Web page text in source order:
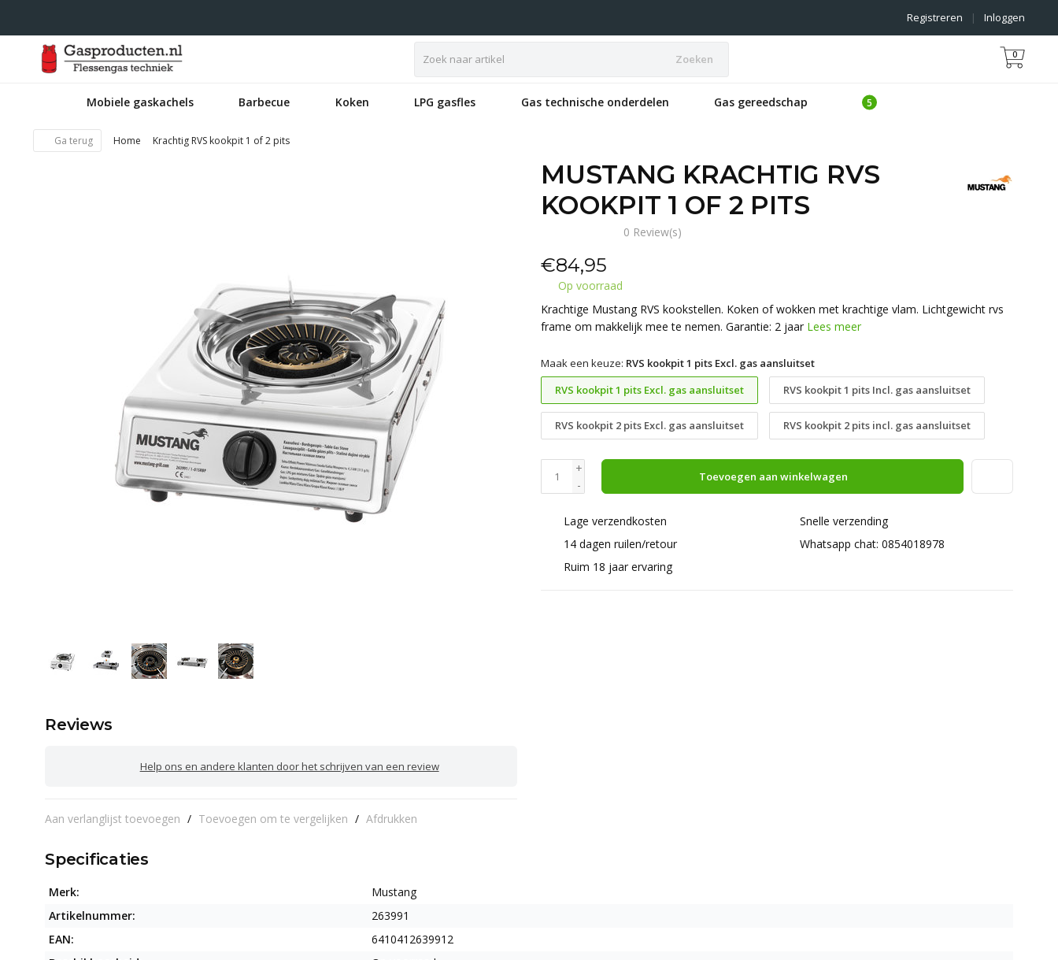
Inloggen
|
Registreren
Zoeken 0
Mobiele gaskachels Barbecue Koken LPG gasfles Gas technische onderdelen Gas gereedschap
Ga terug Home Krachtig RVS kookpit 1 of 2 pits
Reviews
Help ons en andere klanten door het schrijven van een review
Aan verlanglijst toevoegen / Toevoegen om te vergelijken / Afdrukken
MUSTANG KRACHTIG RVS
KOOKPIT 1 OF 2 PITS
0 Review(s)
€84,95
Op voorraad
Krachtige Mustang RVS kookstellen. Koken of wokken met krachtige vlam. Lichtgewicht rvs
frame om makkelijk mee te nemen. Garantie: 2 jaar Lees meer
Maak een keuze: RVS kookpit 1 pits Excl. gas aansluitset
RVS kookpit 1 pits Excl. gas aansluitset
RVS kookpit 1 pits Incl. gas aansluitset
RVS kookpit 2 pits Excl. gas aansluitset RVS kookpit 2 pits incl. gas aansluitset
+
-
Toevoegen aan winkelwagen
Lage verzendkosten
Snelle verzending
14 dagen ruilen/retour
Whatsapp chat: 0854018978
Ruim 18 jaar ervaring
Specificaties
Merk:
Mustang
Artikelnummer:
263991
EAN:
6410412639912